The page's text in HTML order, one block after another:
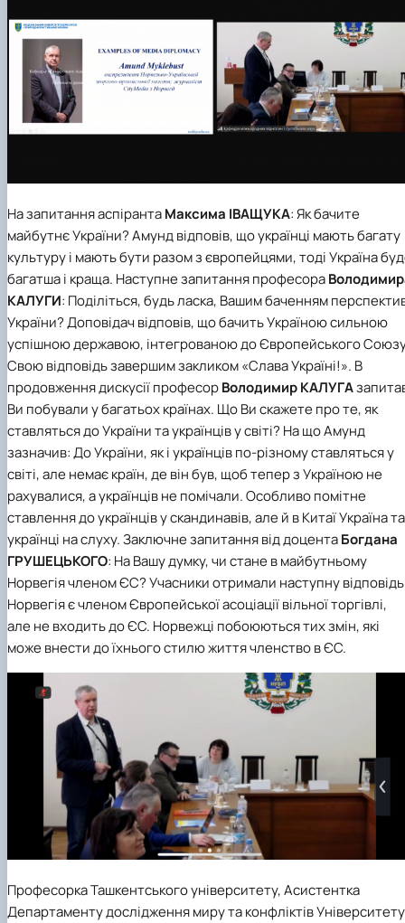
На запитання аспірантаМаксима ІВАЩУКА: Як бачите
майбутнє України? Амунд відповів, що українці мають багату
культуру і мають бути разом з європейцями, тоді Україна
багатша і краща. Наступне запитання професора
КАЛУГИ: Поділіться, будь ласка, Вашим баченням
України? Доповідач відповів, що бачить Україною сильною
успішною державою, інтегрованою до Європейського
Свою відповідь завершим закликом «Слава Україні!». В
продовження дискусії професорВолодимир КАЛУГА
Ви побували у багатьох країнах. Що Ви скажете про те, як
ставляться до України та українців у світі? На що Амунд
зазначив: До України, як і українців по-різному ставляться у
світі, але немає країн, де він був, щоб тепер з Україною не
рахувалися, а українців не помічали. Особливо помітне
ставлення до українців у скандинавів, але й в Китаї Україна та
українці на слуху. Заключне запитання від доцентаБогдана
ГРУШЕЦЬКОГО: На Вашу думку, чи стане в майбутньому
Норвегія членом ЄС? Учасники отримали наступну
Норвегія є членом Європейської асоціації вільної торгівлі,
але не входить до ЄС. Норвежці побоюються тих змін, які
може внести до їхнього стилю життя членство в ЄС.
Професорка Ташкентського університету, Асистентка
Департаменту дослідження миру та конфліктів Університету